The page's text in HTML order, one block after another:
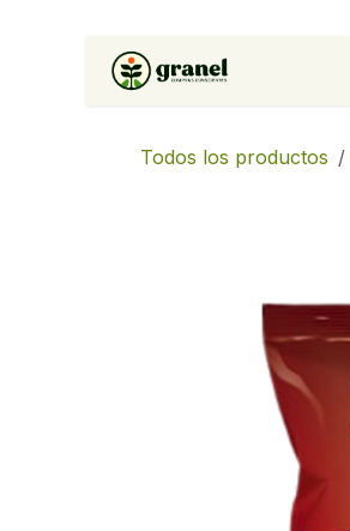
Ir al contenido
Todos los productos